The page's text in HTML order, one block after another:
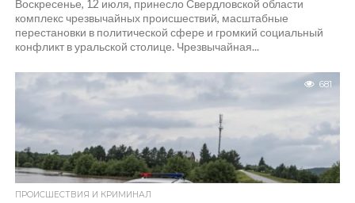
Воскресенье, 12 июля, принесло Свердловской области
комплекс чрезвычайных происшествий, масштабные
перестановки в политической сфере и громкий социальный
конфликт в уральской столице. Чрезвычайная...
681
ПРОИСШЕСТВИЯ И КРИМИНАЛ